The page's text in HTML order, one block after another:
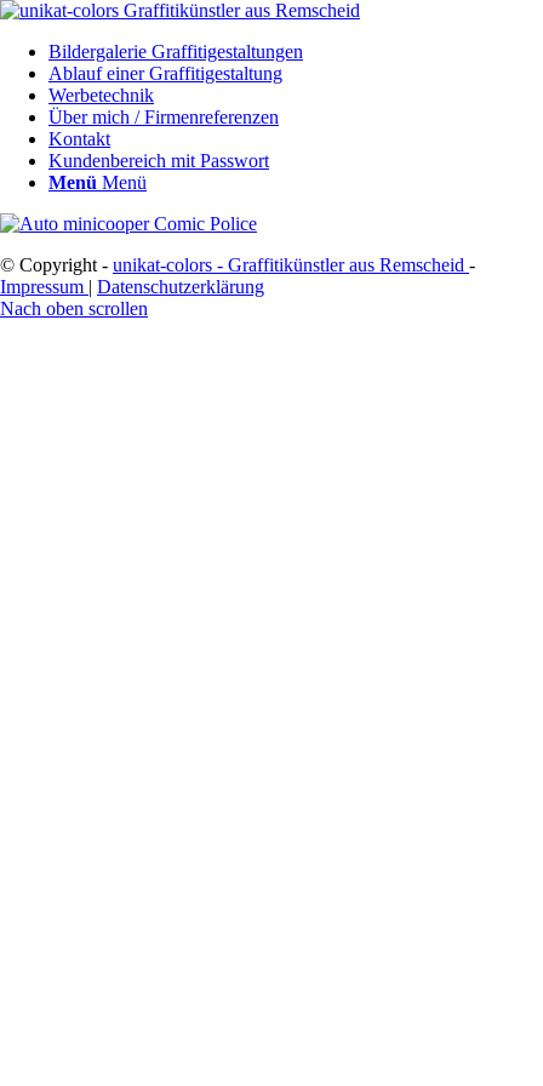
Bildergalerie Graffitigestaltungen
Ablauf einer Graffitigestaltung
Werbetechnik
Über mich / Firmenreferenzen
Kontakt
Kundenbereich mit Passwort
Menü Menü
© Copyright - unikat-colors - Graffitikünstler aus Remscheid -
Impressum | Datenschutzerklärung
Nach oben scrollen